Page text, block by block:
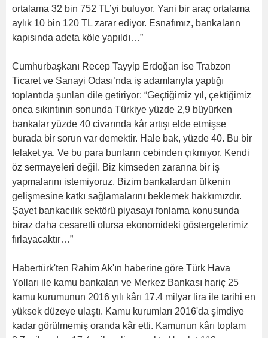
ortalama 32 bin 752 TL’yi buluyor. Yani bir araç ortalama
aylık 10 bin 120 TL zarar ediyor. Esnafımız, bankaların
kapısında adeta köle yapıldı…”
Cumhurbaşkanı Recep Tayyip Erdoğan ise Trabzon
Ticaret ve Sanayi Odası’nda iş adamlarıyla yaptığı
toplantıda şunları dile getiriyor: “Geçtiğimiz yıl, çektiğimiz
onca sıkıntının sonunda Türkiye yüzde 2,9 büyürken
bankalar yüzde 40 civarında kâr artışı elde etmişse
burada bir sorun var demektir. Hale bak, yüzde 40. Bu bir
felaket ya. Ve bu para bunların cebinden çıkmıyor. Kendi
öz sermayeleri değil. Biz kimseden zararına bir iş
yapmalarını istemiyoruz. Bizim bankalardan ülkenin
gelişmesine katkı sağlamalarını beklemek hakkımızdır.
Şayet bankacılık sektörü piyasayı fonlama konusunda
biraz daha cesaretli olursa ekonomideki göstergelerimiz
fırlayacaktır…”
Habertürk'ten Rahim Ak'ın haberine göre Türk Hava
Yolları ile kamu bankaları ve Merkez Bankası hariç 25
kamu kurumunun 2016 yılı kârı 17.4 milyar lira ile tarihi en
yüksek düzeye ulaştı. Kamu kurumları 2016'da şimdiye
kadar görülmemiş oranda kâr etti. Kamunun kârı toplam